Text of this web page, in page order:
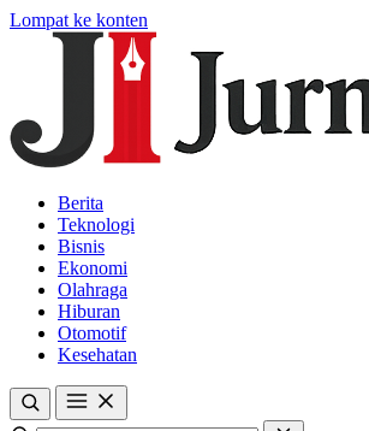
Lompat ke konten
Berita
Teknologi
Bisnis
Ekonomi
Olahraga
Hiburan
Otomotif
Kesehatan